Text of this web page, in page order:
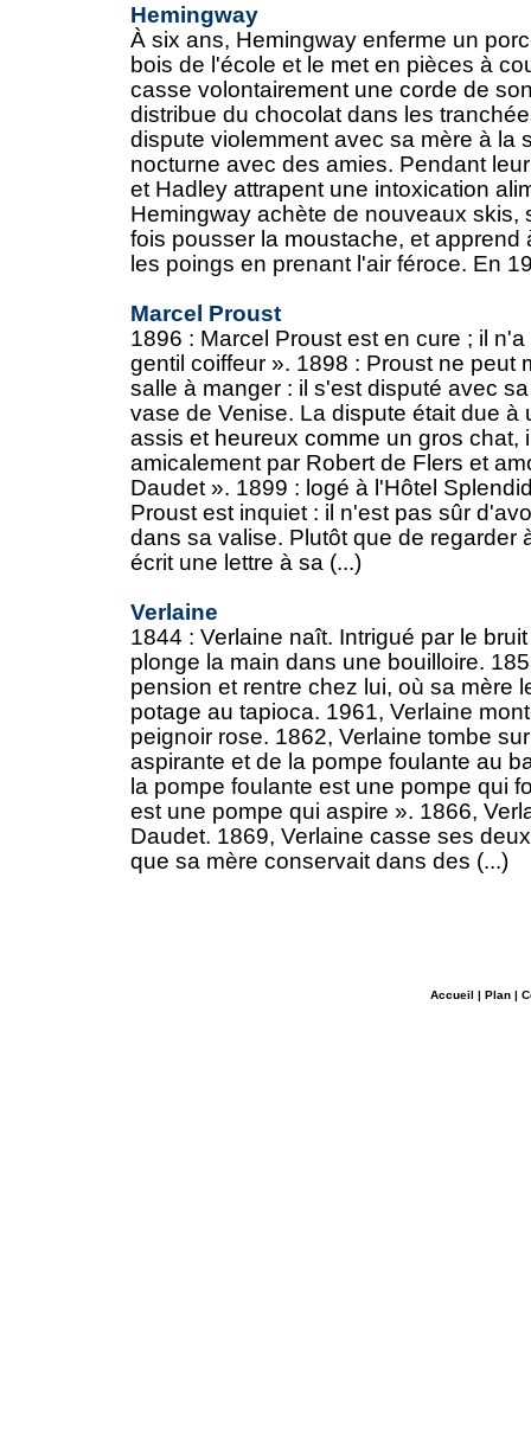
Hemingway
À six ans, Hemingway enferme un
bois de l'école et le met en pièces à
casse volontairement une corde de
distribue du chocolat dans les
dispute violemment avec sa mère à la
nocturne avec des amies. Pendant
et Hadley attrapent une intoxication
Hemingway achète de nouveaux skis,
fois pousser la moustache, et apprend
les poings en prenant l'air féroce. En
Marcel Proust
1896 : Marcel Proust est en cure ; il
gentil coiffeur ». 1898 : Proust ne peut
salle à manger : il s'est disputé avec
vase de Venise. La dispute était due à
assis et heureux comme un gros chat,
amicalement par Robert de Flers et
Daudet ». 1899 : logé à l'Hôtel
Proust est inquiet : il n'est pas sûr
dans sa valise. Plutôt que de regarder
écrit une lettre à sa (...)
Verlaine
1844 : Verlaine naît. Intrigué par le
plonge la main dans une bouilloire.
pension et rentre chez lui, où sa mère
potage au tapioca. 1961, Verlaine
peignoir rose. 1862, Verlaine tombe
aspirante et de la pompe foulante au
la pompe foulante est une pompe qui
est une pompe qui aspire ». 1866,
Daudet. 1869, Verlaine casse ses
que sa mère conservait dans des (...)
Accueil | Plan|